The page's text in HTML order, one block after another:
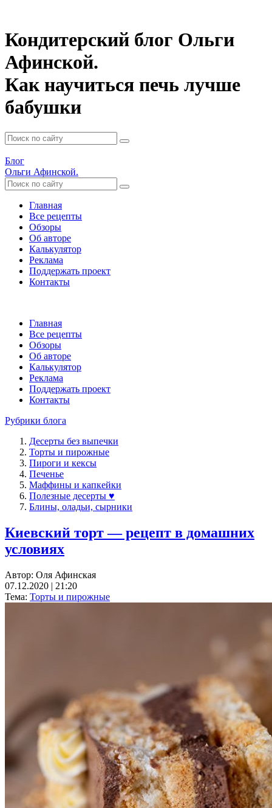
Кондитерский блог Ольги
Афинской.
Как научиться печь лучше
бабушки
Блог
Ольги Афинской.
Главная
Все рецепты
Обзоры
Об авторе
Калькулятор
Реклама
Поддержать проект
Контакты
Главная
Все рецепты
Обзоры
Об авторе
Калькулятор
Реклама
Поддержать проект
Контакты
Рубрики блога
Десерты без выпечки
Торты и пирожные
Пироги и кексы
Печенье
Маффины и капкейки
Полезные десерты ♥
Блины, оладьи, сырники
Киевский торт — рецепт в домашних
условиях
Автор: Оля Афинская
07.12.2020 | 21:20
Тема: Торты и пирожные